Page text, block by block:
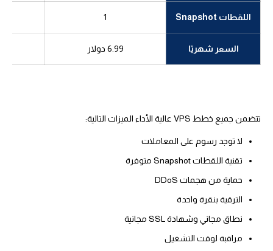
اللقطات Snapshot 1
السعر شهريًا 6.99 دولار
تتضمن جميع خطط VPS عالية الأداء الميزات التالية:
لا توجد رسوم على المعاملات
تقنية اللقطات Snapshot متوفرة
حماية من هجمات DDoS
الترقية بنقرة واحدة
نطاق مجاني وشهادة SSL مجانية
مراقبة لوقت التشغيل